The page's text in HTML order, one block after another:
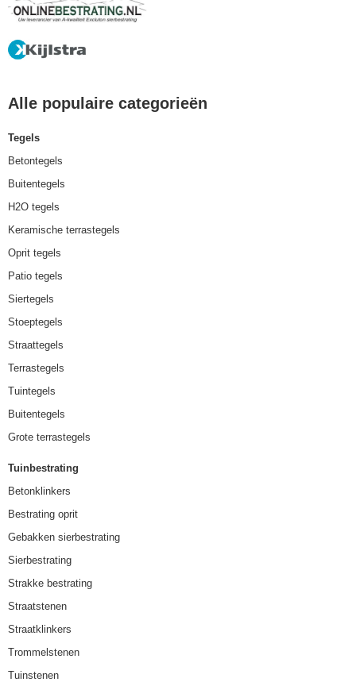
Alle populaire categorieën
Tegels
Betontegels
Buitentegels
H2O tegels
Keramische terrastegels
Oprit tegels
Patio tegels
Siertegels
Stoeptegels
Straattegels
Terrastegels
Tuintegels
Buitentegels
Grote terrastegels
Tuinbestrating
Betonklinkers
Bestrating oprit
Gebakken sierbestrating
Sierbestrating
Strakke bestrating
Straatstenen
Straatklinkers
Trommelstenen
Tuinstenen